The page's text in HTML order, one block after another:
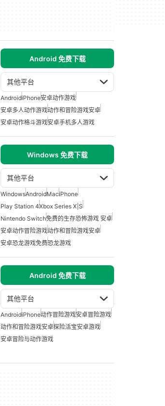
Android 免费下载
其他平台
AndroidiPhone安卓动作游戏
安卓多人动作游戏动作和冒险游戏安卓
安卓动作格斗游戏安卓手机多人游戏
Windows 免费下载
其他平台
WindowsAndroidMaciPhone
Play Station 4Xbox Series X|S
Nintendo Switch免费的生存恐怖游戏 安卓
安卓动作冒险游戏动作和冒险游戏安卓
安卓恐龙游戏免费恐龙游戏
Android 免费下载
其他平台
AndroidiPhone动作冒险游戏安卓冒险游戏
动作和冒险游戏安卓探险活宝安卓游戏
安卓冒险与动作游戏